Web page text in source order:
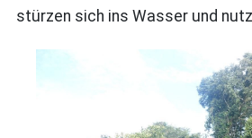
stürzen sich ins Wasser und